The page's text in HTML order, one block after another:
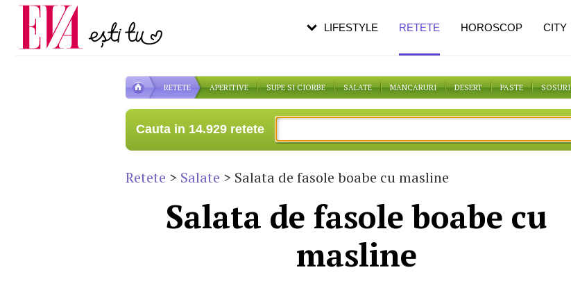
RETETE APERITIVE SUPE SI CIORBE SALATE MANCARURI DESERT PASTE SOSURI
Cauta in 14.929 retete
Retete > Salate > Salata de fasole boabe cu masline
Salata de fasole boabe cu
masline
LIFESTYLE RETETE HOROSCOP CITY
Carieră
Actualitate